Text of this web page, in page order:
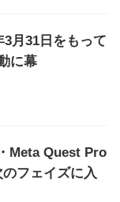
3月31日をもって
に幕
Meta Quest Pro
フェイズに入